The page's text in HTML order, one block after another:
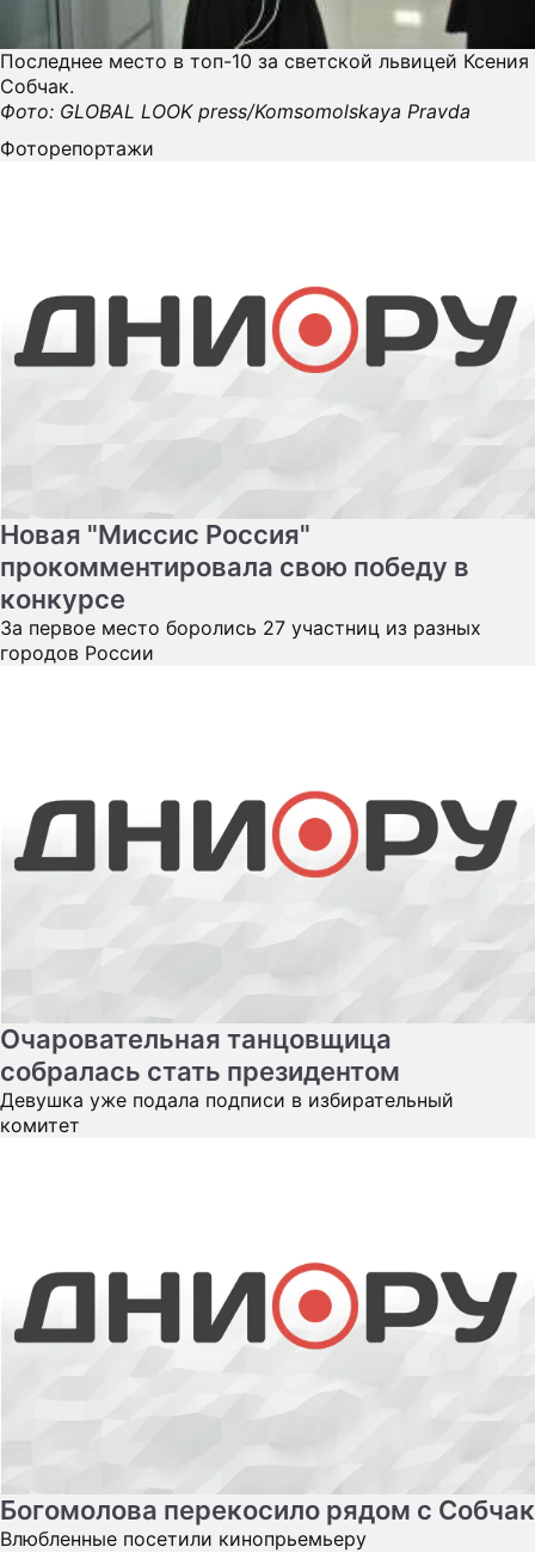
Последнее место в топ-10 за светской львицей Ксения
Собчак.
Фото: GLOBAL LOOK press/Komsomolskaya Pravda
Фоторепортажи
Новая "Миссис Россия"
прокомментировала свою победу в
конкурсе
За первое место боролись 27 участниц из разных
городов России
Очаровательная танцовщица
собралась стать президентом
Девушка уже подала подписи в избирательный
комитет
Богомолова перекосило рядом с Собчак
Влюбленные посетили кинопрьемьеру